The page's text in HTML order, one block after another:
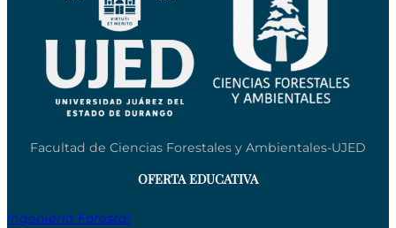
Facultad de Ciencias Forestales y Ambientales-UJED
OFERTA EDUCATIVA
Ingeniería Forestal